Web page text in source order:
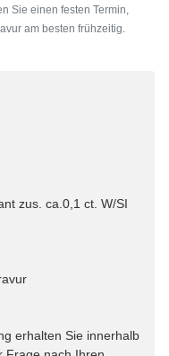
Sie einen festen Termin,
am besten frühzeitig.
zus. ca.0,1 ct. W/SI
erhalten Sie innerhalb